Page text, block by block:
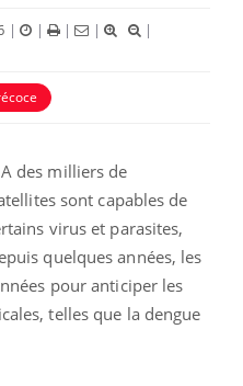
| | | |
|
des milliers de
sont capables de
virus et parasites,
quelques années, les
pour anticiper les
telles que la dengue